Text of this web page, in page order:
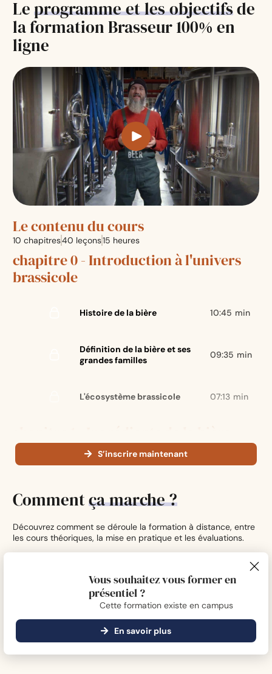
Leprogrammeetlesobjectifsde
la formation Brasseur 100% en
ligne
Play
Le contenu du cours
10 chapitres40 leçons15 heures
chapitre 0 - Introduction à l'univers
brassicole
Histoire de la bière 10:45 min
Définition de la bière et ses
grandes familles
09:35 min
L'écosystème brassicole 07:13 min
Malt 17:42 min
Houblon
Levure 21:53 min
Eau
chapitre 2 - Fabrication de la bière
S’inscrire maintenant
Vous souhaitez vous former en
présentiel ?
Cette formation existe en campus
En savoir plus
Commentçamarche ?
Découvrez comment se déroule la formation à distance, entre
les cours théoriques, la mise en pratique et les évaluations.